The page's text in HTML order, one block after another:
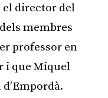
el director del
membres
professor en
i que Miquel